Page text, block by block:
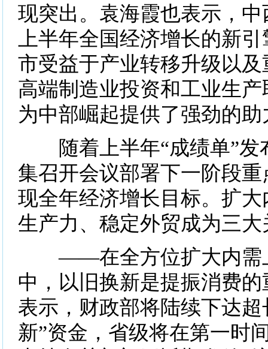
现突出。袁海霞也表示，
上半年全国经济增长的新
市受益于产业转移升级以
高端制造业投资和工业生
为中部崛起提供了强劲的助
随着上半年“成绩单”发
集召开会议部署下一阶段
现全年经济增长目标。扩
生产力、稳定外贸成为三大
——在全方位扩大内需
中，以旧换新是提振消费
表示，财政部将陆续下达
新”资金，省级将在第一时